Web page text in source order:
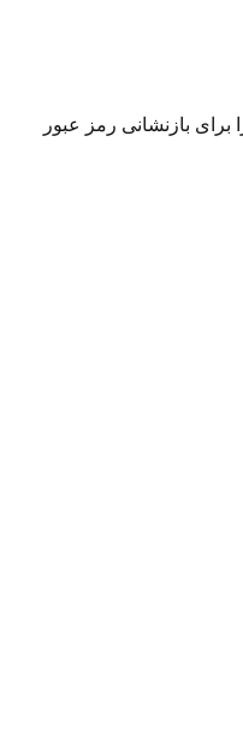
برای بازنشانی رمز عبور